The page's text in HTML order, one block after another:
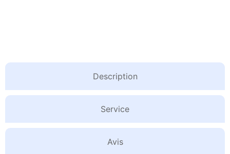
Description
Service
Avis